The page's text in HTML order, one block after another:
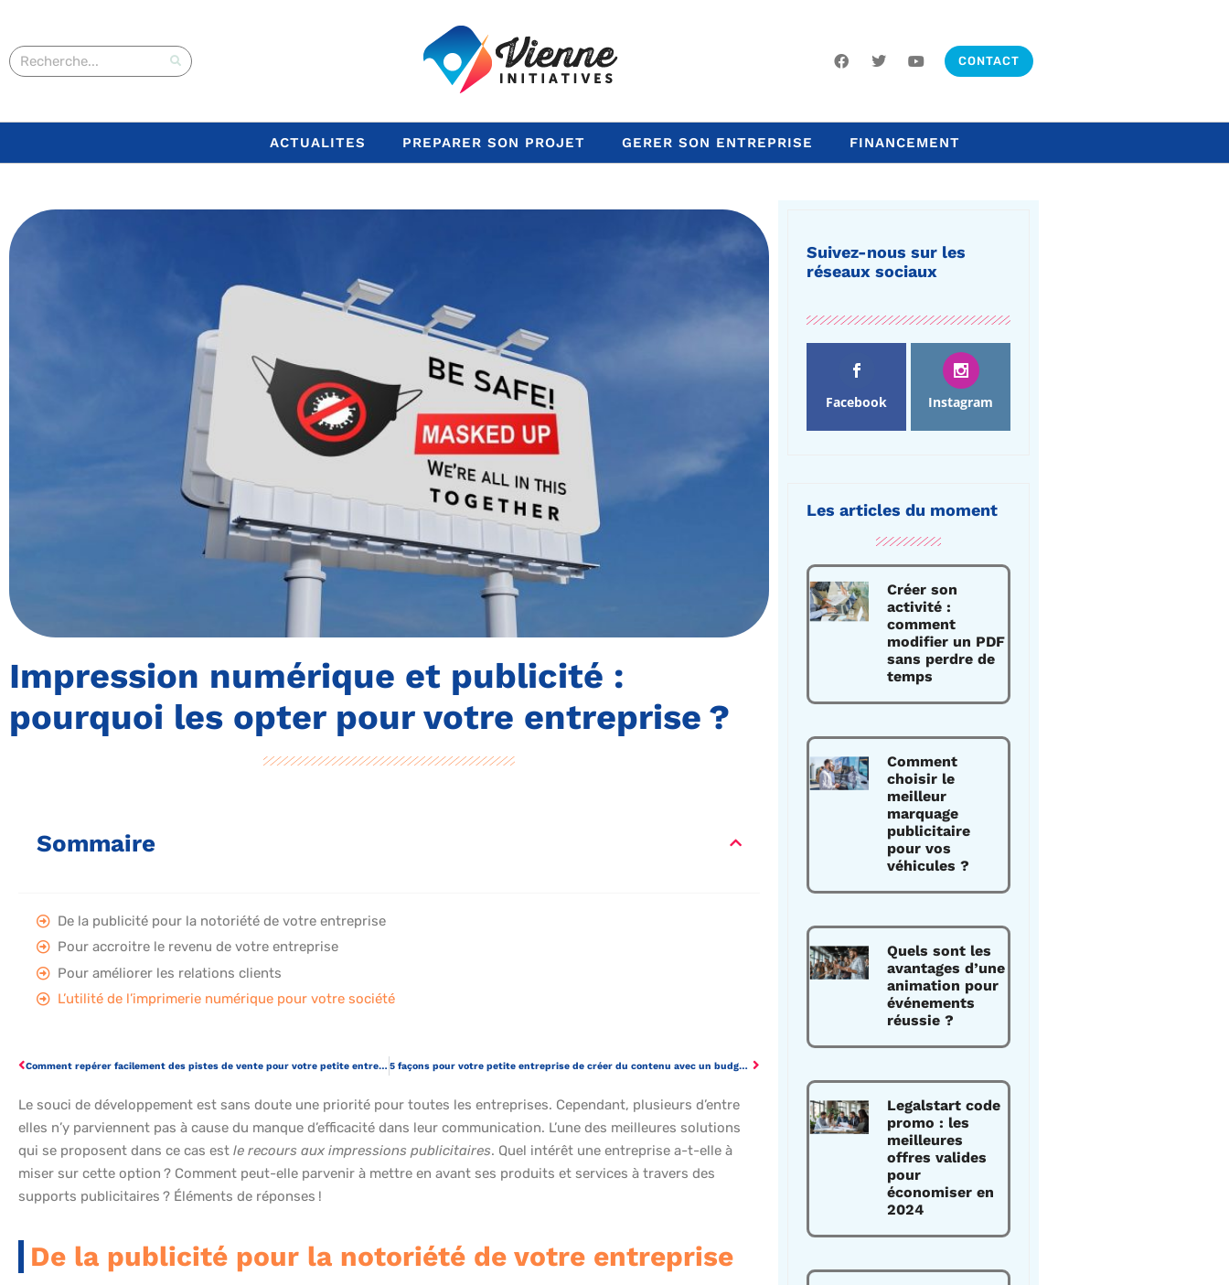
CONTACT
ACTUALITES PREPARER SON PROJET GERER SON ENTREPRISE FINANCEMENT
Impression numérique et publicité :
pourquoi les opter pour votre entreprise ?
Sommaire
De la publicité pour la notoriété de votre entreprise
Pour accroitre le revenu de votre entreprise
Pour améliorer les relations clients
L’utilité de l’imprimerie numérique pour votre société
Comment repérer facilement des pistes de vente pour votre petite entreprise ? 5 façons pour votre petite entreprise de créer du contenu avec un budget limité
Le souci de développement est sans doute une priorité pour toutes les entreprises. Cependant, plusieurs d’entre
elles n’y parviennent pas à cause du manque d’efficacité dans leur communication. L’une des meilleures solutions
qui se proposent dans ce cas est le recours aux impressions publicitaires. Quel intérêt une entreprise a-t-elle à
miser sur cette option ? Comment peut-elle parvenir à mettre en avant ses produits et services à travers des
supports publicitaires ? Éléments de réponses !
De la publicité pour la notoriété de votre entreprise
Suivez-nous sur les
réseaux sociaux
Facebook Instagram
Les articles du moment
Créer son
activité :
comment
modifier un PDF
sans perdre de
temps
Comment
choisir le
meilleur
marquage
publicitaire
pour vos
véhicules ?
Quels sont les
avantages d’une
animation pour
événements
réussie ?
Legalstart code
promo : les
meilleures
offres valides
pour
économiser en
2024